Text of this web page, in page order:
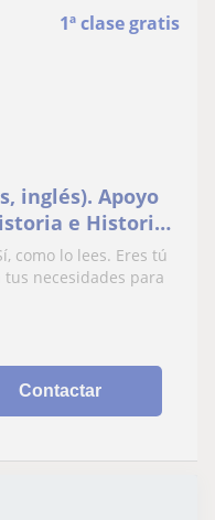
1ª clase gratis
inglés). Apoyo
e Historia
de 10 años de
como lo lees. Eres tú
necesidades para
Contactar